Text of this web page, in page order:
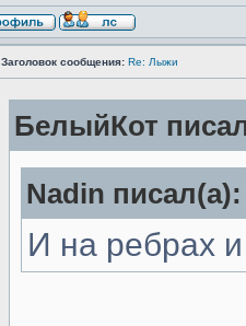
Заголовок сообщения: Re: Лыжи
БелыйКот
Nadin писал(а):
И на ребрах